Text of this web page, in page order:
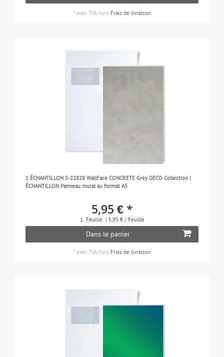
*avec TVAhors Frais de livraison
1 ÉCHANTILLON S-22828 WallFace CONCRETE Grey DECO Collection |
ÉCHANTILLON Panneau mural au format A5
5,95 € *
1 Feuille | 5,95 € / Feuille
Dans le panier
*avec TVAhors Frais de livraison